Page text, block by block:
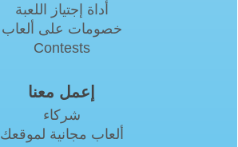
أداة إجتياز اللعبة
خصومات على ألعاب
Contests
إعمل معنا
شركاء
ألعاب مجانية لموقعك